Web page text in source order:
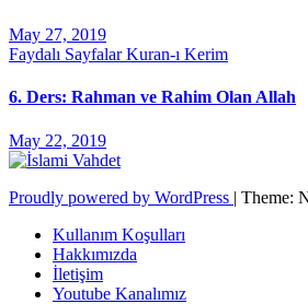
May 27, 2019
Faydalı SayfalarKuran-ı Kerim
6. Ders: Rahman ve Rahim Olan Allah
May 22, 2019
Proudly powered by WordPress | Theme:
Kullanım Koşulları
Hakkımızda
İletişim
Youtube Kanalımız